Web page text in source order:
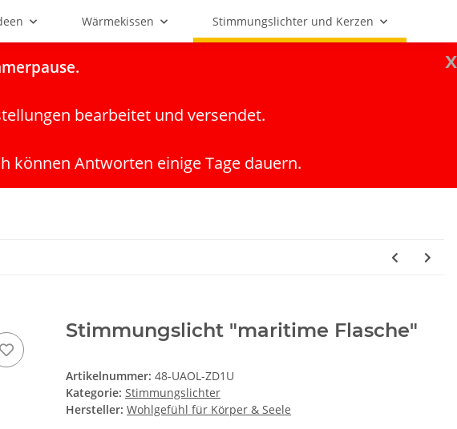
Wärmekissen Stimmungslichter und Kerzen
x
bearbeitet und versendet.
können Antworten einige Tage dauern.
Stimmungslicht "maritime Flasche"
Artikelnummer: 48-UAOL-ZD1U
Kategorie: Stimmungslichter
Hersteller: Wohlgefühl für Körper & Seele